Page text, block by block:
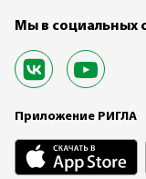
Мы в социальных
Приложение РИГЛА